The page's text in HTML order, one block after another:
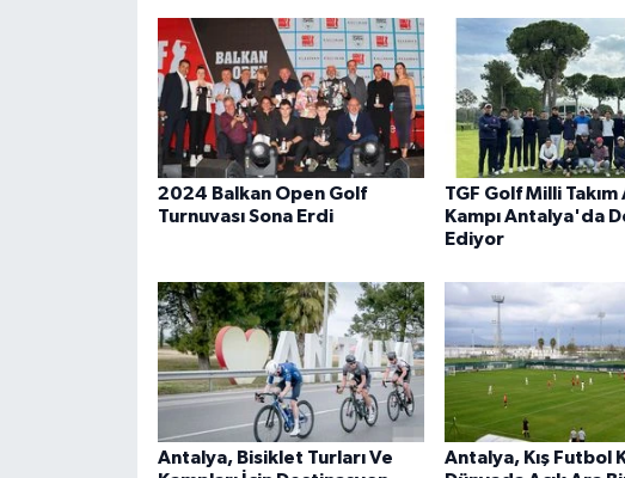
2024 Balkan Open Golf
Turnuvası Sona Erdi
TGF Golf Milli
Kampı Antalya'da
Ediyor
Antalya, Bisiklet Turları Ve
Antalya, Kış Futbol